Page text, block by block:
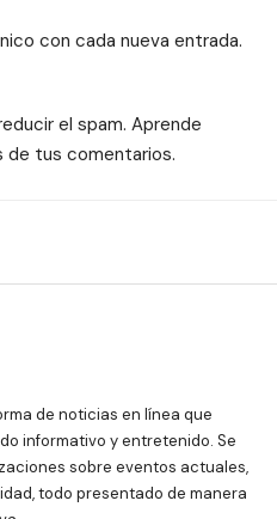
con cada nueva entrada.
el spam. Aprende
de tus comentarios.
de noticias en línea que
informativo y entretenido. Se
sobre eventos actuales,
todo presentado de manera